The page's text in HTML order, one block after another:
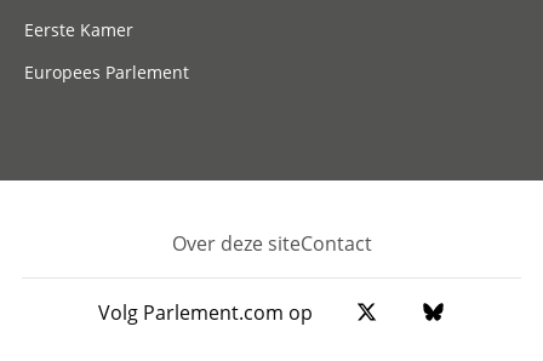
Eerste Kamer
Europees Parlement
Footer
Over deze siteContact
Volg Parlement.com op